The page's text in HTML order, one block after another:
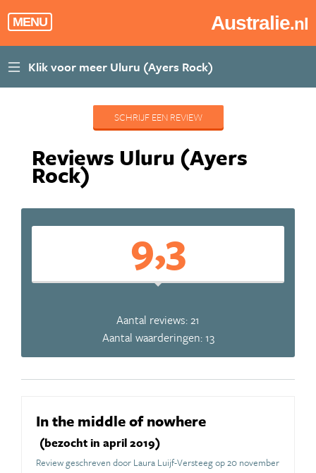
MENU Australie.nl
SCHRIJF EEN REVIEW
Reviews Uluru (Ayers
Rock)
9,3
Aantal reviews: 21
Aantal waarderingen: 13
In the middle of nowhere
(bezocht in april 2019)
Review geschreven door Laura Luijf-Versteeg op 20 november